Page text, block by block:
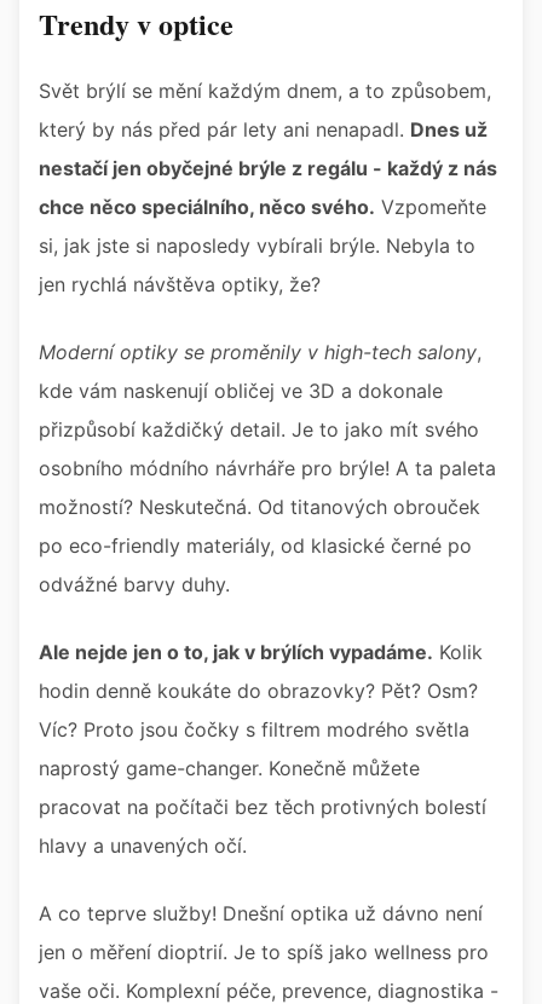
Trendy v optice
Svět brýlí se mění každým dnem, a to způsobem,
který by nás před pár lety ani nenapadl. Dnes už
nestačí jen obyčejné brýle z regálu - každý z nás
chce něco speciálního, něco svého. Vzpomeňte
si, jak jste si naposledy vybírali brýle. Nebyla to
jen rychlá návštěva optiky, že?
Moderní optiky se proměnily v high-tech salony,
kde vám naskenují obličej ve 3D a dokonale
přizpůsobí každičký detail. Je to jako mít svého
osobního módního návrháře pro brýle! A ta paleta
možností? Neskutečná. Od titanových obrouček
po eco-friendly materiály, od klasické černé po
odvážné barvy duhy.
Ale nejde jen o to, jak v brýlích vypadáme. Kolik
hodin denně koukáte do obrazovky? Pět? Osm?
Víc? Proto jsou čočky s filtrem modrého světla
naprostý game-changer. Konečně můžete
pracovat na počítači bez těch protivných bolestí
hlavy a unavených očí.
A co teprve služby! Dnešní optika už dávno není
jen o měření dioptrií. Je to spíš jako wellness pro
vaše oči. Komplexní péče, prevence, diagnostika -